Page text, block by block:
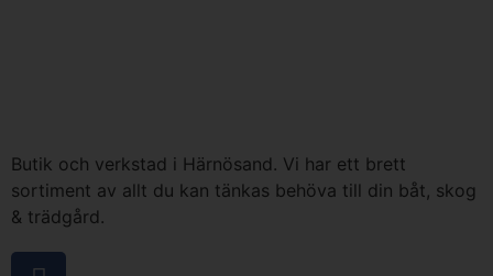
Butik och verkstad i Härnösand. Vi har ett brett
sortiment av allt du kan tänkas behöva till din båt, skog
& trädgård.